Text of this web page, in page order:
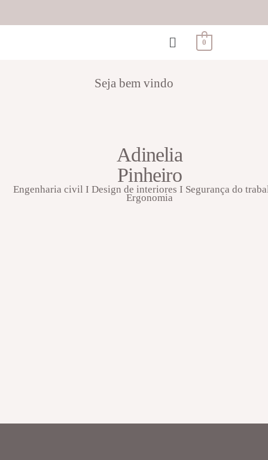
0
Seja bem vindo
Adinelia
Pinheiro
Engenharia civil I Design de interiores I Segurança do
Ergonomia